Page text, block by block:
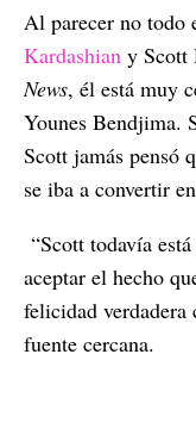
Al parecer no todo
Kardashian y Scott
News, él está muy
Younes Bendjima.
Scott jamás pensó
se iba a convertir
“Scott todavía
aceptar el hecho
felicidad verdadera
fuente cercana.